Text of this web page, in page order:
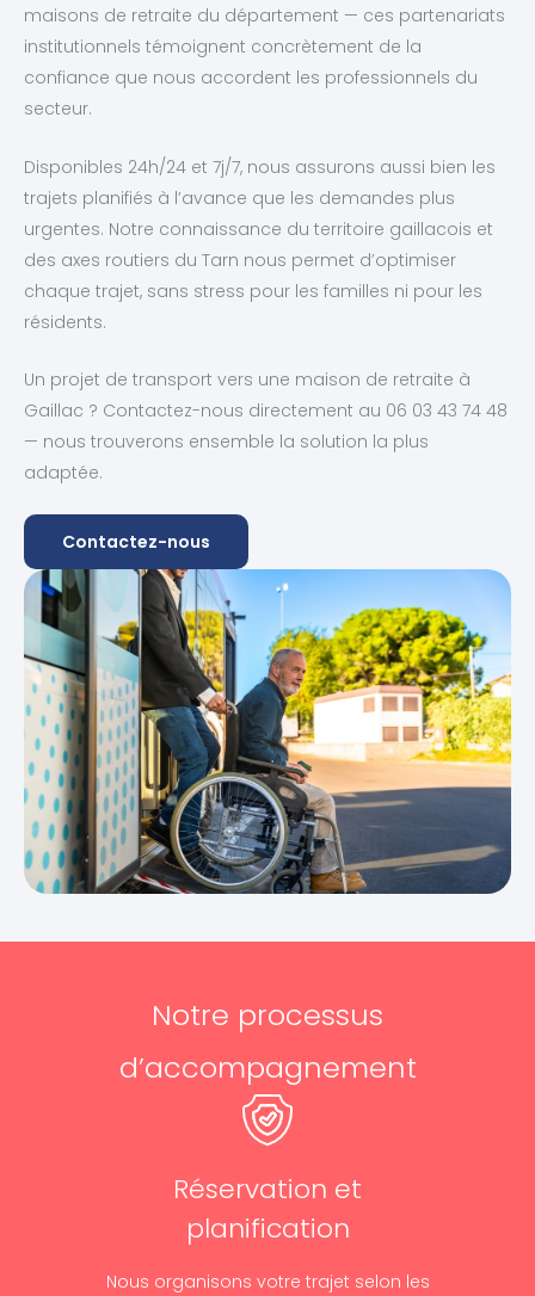
maisons de retraite du département — ces partenariats
institutionnels témoignent concrètement de la
confiance que nous accordent les professionnels du
secteur.
Disponibles 24h/24 et 7j/7, nous assurons aussi bien les
trajets planifiés à l’avance que les demandes plus
urgentes. Notre connaissance du territoire gaillacois et
des axes routiers du Tarn nous permet d’optimiser
chaque trajet, sans stress pour les familles ni pour les
résidents.
Un projet de transport vers une maison de retraite à
Gaillac ? Contactez-nous directement au 06 03 43 74 48
— nous trouverons ensemble la solution la plus
adaptée.
Contactez-nous
Notre processus
d’accompagnement
Réservation et
planification
Nous organisons votre trajet selon les